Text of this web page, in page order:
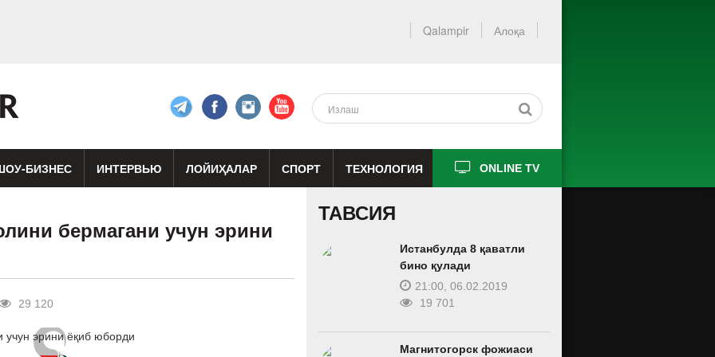
Алоқа
Qalampir
БИЗНЕС ИНТЕРВЬЮ ЛОЙИҲАЛАР СПОРТ ТЕХНОЛОГИЯ ONLINE TV
бермагани учун эрини
29 120
ТАВСИЯ
Истанбулда 8 қаватли
бино қулади
21:00, 06.02.2019
19 701
Магнитогорск фожиаси